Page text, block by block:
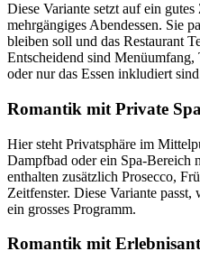
Diese Variante setzt auf ein
mehrgängiges Abendessen. Sie
bleiben soll und das Restaurant
Entscheidend sind
oder nur das Essen inkludiert
Romantik mit Private Spa
Hier steht Privatsphäre im
Dampfbad oder ein Spa-Bereich
enthalten zusätzlich Prosecco,
Zeitfenster. Diese Variante
ein grosses Programm.
Romantik mit